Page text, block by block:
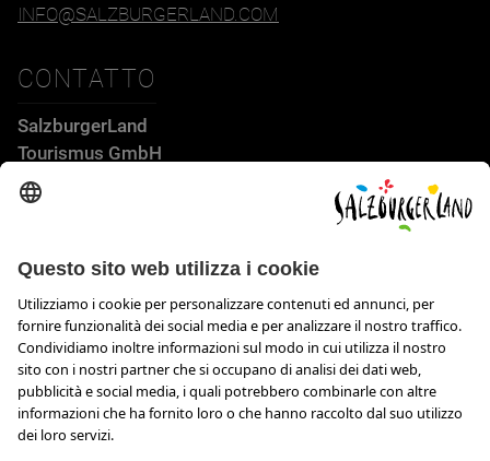
INFO@SALZBURGERLAND.COM
CONTATTO
SalzburgerLand
Tourismus GmbH
Wiener Bundesstraße 23
info@salzburgerland.com
APERTURA
Siamo lieti di ricevere la tua richiesta
Siamo a tua disposizione da lunedì a giovedì dalle ore 8 alle